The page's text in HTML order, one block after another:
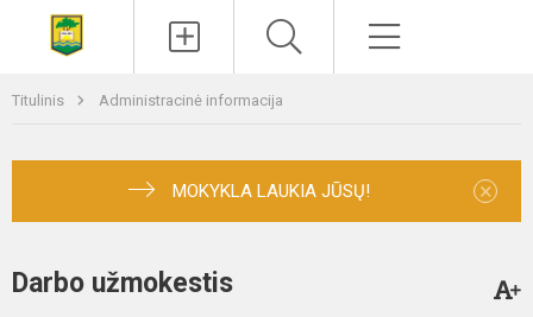
Titulinis Administracinė informacija
MOKYKLA LAUKIA JŪSŲ! ×
Darbo užmokestis